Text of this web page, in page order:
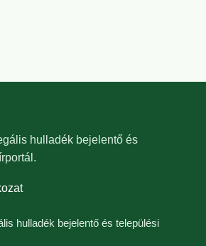
hulladék bejelentő és
hulladék bejelentő és települési